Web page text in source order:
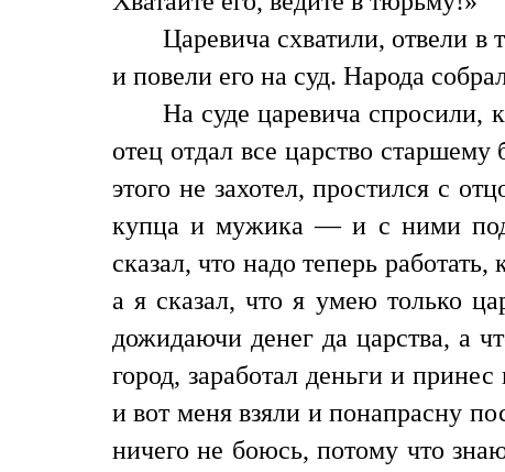
Царевича схватили, отвели
и повели его на суд. Народа
На суде царевича
отец отдал все царство
этого не захотел, простился с
купца и мужика — и с ними
сказал, что надо теперь
а я сказал, что я умею только
дожидаючи денег да царства, а
город, заработал деньги и
и вот меня взяли и понапрасну
ничего не боюсь, потому что